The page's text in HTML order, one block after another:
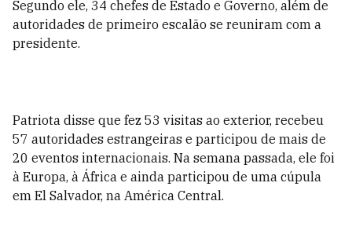
Segundo ele, 34 chefes de Estado e Governo, além de
autoridades de primeiro escalão se reuniram com a
presidente.
Patriota disse que fez 53 visitas ao exterior, recebeu
57 autoridades estrangeiras e participou de mais de
20 eventos internacionais. Na semana passada, ele foi
à Europa, à África e ainda participou de uma cúpula
em El Salvador, na América Central.